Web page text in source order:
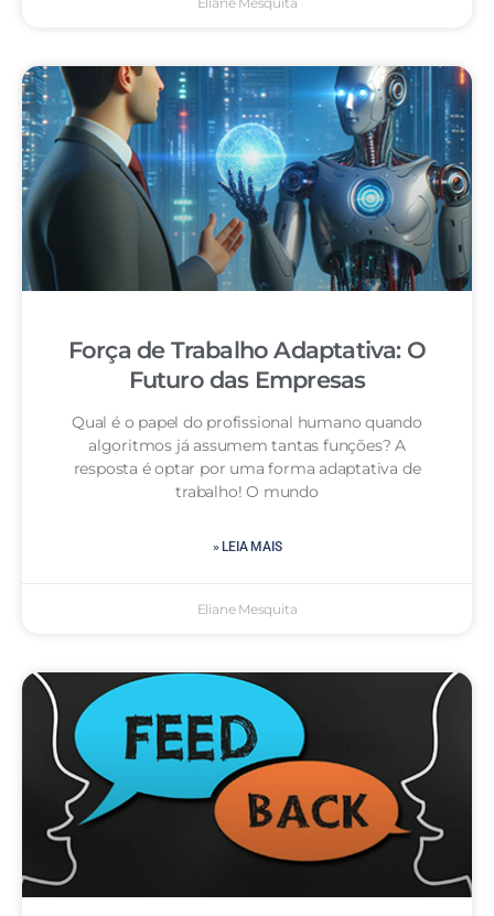
Força de Trabalho Adaptativa: O
Futuro das Empresas
Qual é o papel do profissional humano quando
algoritmos já assumem tantas funções? A
resposta é optar por uma forma adaptativa de
trabalho! O mundo
» LEIA MAIS
Eliane Mesquita